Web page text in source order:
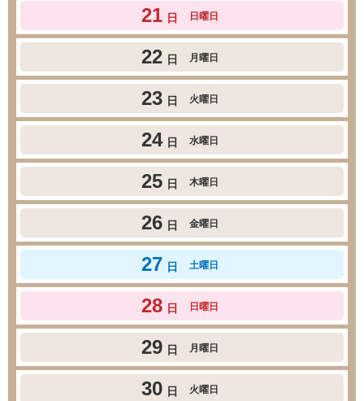
21 日 日曜日
22 日 月曜日
23 日 火曜日
24 日 水曜日
25 日 木曜日
26 日 金曜日
27 日 土曜日
28 日 日曜日
29 日 月曜日
30 日 火曜日